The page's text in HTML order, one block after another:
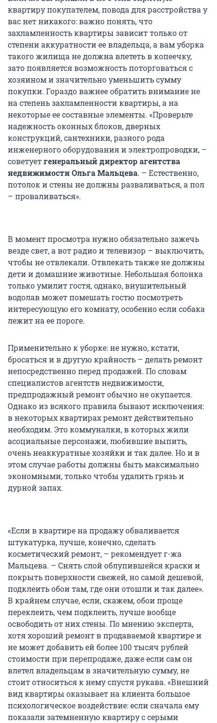
квартиру покупателем, повода для расстройства у
вас нет никакого: важно понять, что
захламленность квартиры зависит только от
степени аккуратности ее владельца, а вам уборка
такого жилища не должна влететь в копеечку,
зато появляется возможность поторговаться с
хозяином и значительно уменьшить сумму
покупки. Гораздо важнее обратить внимание не
на степень захламленности квартиры, а на
некоторые ее составные элементы. «Проверьте
надежность оконных блоков, дверных
конструкций, сантехники, разного рода
инженерного оборудования и электропроводки, –
советуетгенеральный директор агентства
недвижимости Ольга Мальцева. – Естественно,
потолок и стены не должны разваливаться, а пол
– проваливаться».
В момент просмотра нужно обязательно зажечь
везде свет, а вот радио и телевизор – выключить,
чтобы не отвлекали. Отвлекать также не должны
дети и домашние животные. Небольшая болонка
только умилит гостя, однако, внушительный
водолав может помешать гостю посмотреть
интересующую его комнату, особенно если собака
лежит на ее пороге.
Применительно к уборке: не нужно, кстати,
бросаться и в другую крайность – делать ремонт
непосредственно перед продажей. По словам
специалистов агентств недвижимости,
предпродажный ремонт обычно не окупается.
Однако из всякого правила бывают исключения:
в некоторых квартирах ремонт действительно
необходим. Это коммуналки, в которых жили
асоциальные персонажи, любившие выпить,
очень неаккуратные хозяйки и так далее. Но и в
этом случае работы должны быть максимально
экономными, только чтобы удалить грязь и
дурной запах.
«Если в квартире на продажу обваливается
штукатурка, лучше, конечно, сделать
косметический ремонт, – рекомендует г-жа
Мальцева. – Снять слой облупившейся краски и
покрыть поверхности свежей, но самой дешевой,
подклеить обои там, где они отошли и так далее».
В крайнем случае, если, скажем, обои проще
переклеить, чем подклеить, лучше вообще
освободить от них стены. По мнению эксперта,
хотя хороший ремонт в продаваемой квартире и
не может добавить ей более 100 тысяч рублей
стоимости при перепродаже, даже если сам он
влетел владельцам в значительную сумму, не
стоит относиться к нему спустя рукава. «Внешний
вид квартиры оказывает на клиента большое
психологическое воздействие: если сначала ему
показали затемненную квартиру с серыми